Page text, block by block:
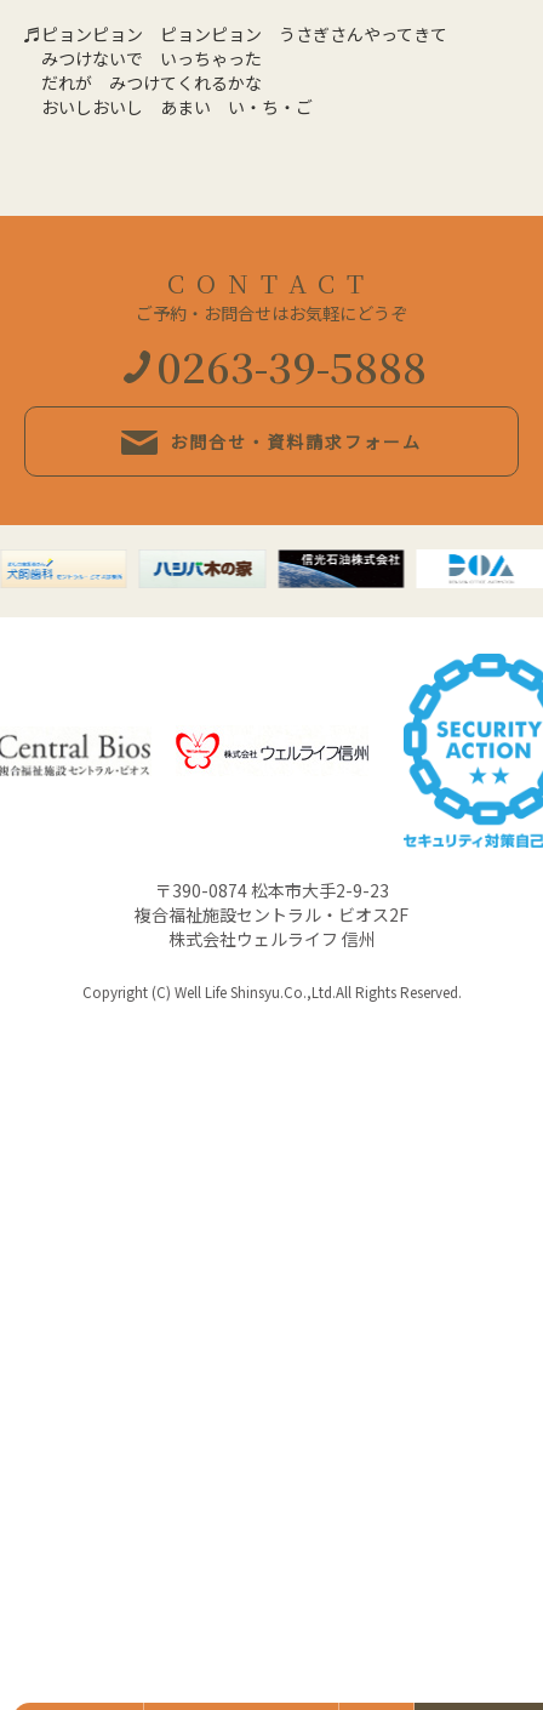
♬ピョンピョン ピョンピョン うさぎさんやってきて
みつけないで いっちゃった
だれが みつけてくれるかな
おいしおいし あまい い・ち・ご
CONTACT
ご予約・お問合せはお気軽にどうぞ
0263-39-5888
お問合せ・資料請求フォーム
〒390-0874 松本市大手2-9-23
複合福祉施設セントラル・ビオス2F
株式会社ウェルライフ 信州
Copyright (C) Well Life Shinsyu.Co.,Ltd.All Rights Reserved.